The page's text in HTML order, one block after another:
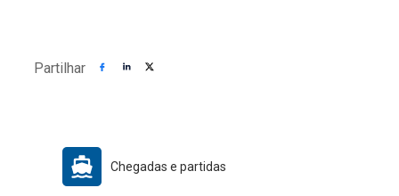
Partilhar
Chegadas e partidas